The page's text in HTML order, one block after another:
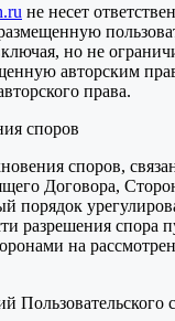
не несет
но не
авторским
права.
споров
споров,
Договора,
порядок
разрешения спора
на
Пользовательского